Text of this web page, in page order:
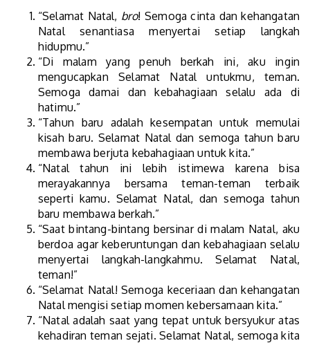
“Selamat Natal, bro! Semoga cinta dan kehangatan
Natal senantiasa menyertai setiap langkah
hidupmu.”
“Di malam yang penuh berkah ini, aku ingin
mengucapkan Selamat Natal untukmu, teman.
Semoga damai dan kebahagiaan selalu ada di
hatimu.”
“Tahun baru adalah kesempatan untuk memulai
kisah baru. Selamat Natal dan semoga tahun baru
membawa berjuta kebahagiaan untuk kita.”
“Natal tahun ini lebih istimewa karena bisa
merayakannya bersama teman-teman terbaik
seperti kamu. Selamat Natal, dan semoga tahun
baru membawa berkah.”
“Saat bintang-bintang bersinar di malam Natal, aku
berdoa agar keberuntungan dan kebahagiaan selalu
menyertai langkah-langkahmu. Selamat Natal,
teman!”
“Selamat Natal! Semoga keceriaan dan kehangatan
Natal mengisi setiap momen kebersamaan kita.”
“Natal adalah saat yang tepat untuk bersyukur atas
kehadiran teman sejati. Selamat Natal, semoga kita